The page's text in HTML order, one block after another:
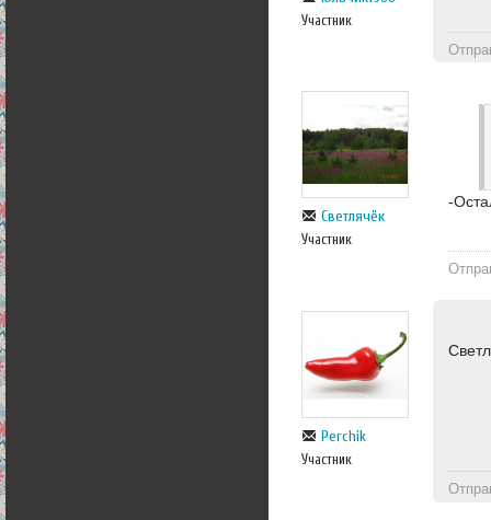
Участник
Светлячёк
Участник
-
Perchik
Участник